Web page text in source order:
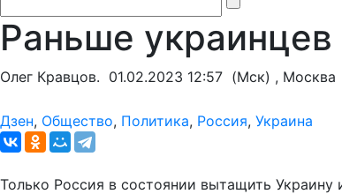
Раньше украинцев
Олег Кравцов. 01.02.2023 12:57 (Мск) , Москва
Дзен, Общество, Политика, Россия, Украина
Только Россия в состоянии вытащить